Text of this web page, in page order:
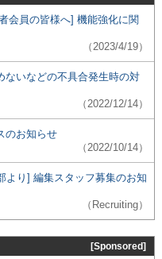
会員の皆様へ] 機能強化に関
（2023/4/19）
ないなどの不具合発生時の対
（2022/12/14）
のお知らせ
（2022/10/14）
より] 編集スタッフ募集のお知
（Recruiting）
[Sponsored]